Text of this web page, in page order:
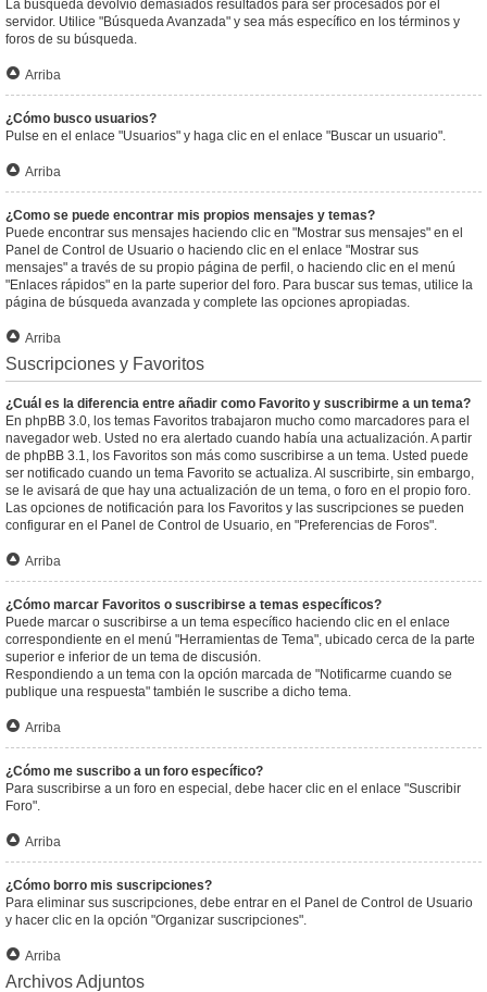
La búsqueda devolvió demasiados resultados para ser procesados por el
servidor. Utilice "Búsqueda Avanzada" y sea más específico en los términos y
foros de su búsqueda.
Arriba
¿Cómo busco usuarios?
Pulse en el enlace "Usuarios" y haga clic en el enlace "Buscar un usuario".
Arriba
¿Como se puede encontrar mis propios mensajes y temas?
Puede encontrar sus mensajes haciendo clic en "Mostrar sus mensajes" en el
Panel de Control de Usuario o haciendo clic en el enlace "Mostrar sus
mensajes" a través de su propio página de perfil, o haciendo clic en el menú
"Enlaces rápidos" en la parte superior del foro. Para buscar sus temas, utilice la
página de búsqueda avanzada y complete las opciones apropiadas.
Arriba
Suscripciones y Favoritos
¿Cuál es la diferencia entre añadir como Favorito y suscribirme a un tema?
En phpBB 3.0, los temas Favoritos trabajaron mucho como marcadores para el
navegador web. Usted no era alertado cuando había una actualización. A partir
de phpBB 3.1, los Favoritos son más como suscribirse a un tema. Usted puede
ser notificado cuando un tema Favorito se actualiza. Al suscribirte, sin embargo,
se le avisará de que hay una actualización de un tema, o foro en el propio foro.
Las opciones de notificación para los Favoritos y las suscripciones se pueden
configurar en el Panel de Control de Usuario, en "Preferencias de Foros".
Arriba
¿Cómo marcar Favoritos o suscribirse a temas específicos?
Puede marcar o suscribirse a un tema específico haciendo clic en el enlace
correspondiente en el menú "Herramientas de Tema", ubicado cerca de la parte
superior e inferior de un tema de discusión.
Respondiendo a un tema con la opción marcada de "Notificarme cuando se
publique una respuesta" también le suscribe a dicho tema.
Arriba
¿Cómo me suscribo a un foro específico?
Para suscribirse a un foro en especial, debe hacer clic en el enlace "Suscribir
Foro".
Arriba
¿Cómo borro mis suscripciones?
Para eliminar sus suscripciones, debe entrar en el Panel de Control de Usuario
y hacer clic en la opción "Organizar suscripciones".
Arriba
Archivos Adjuntos